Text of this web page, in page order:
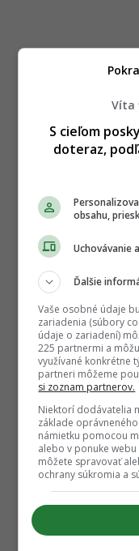
Víta
S cieľom
doteraz,
obsahu,
Uchovávanie
Ďalšie
Vaše osobné údaje
zariadenia (súbory
údaje o zariadení)
225 partnermi a
využívané konkrétne
partneri môžeme
si zoznam partnerov.
Niektorí dodávatelia
základe
námietku pomocou
alebo v ponuke
môžete spravovať
ochrany súkromia a